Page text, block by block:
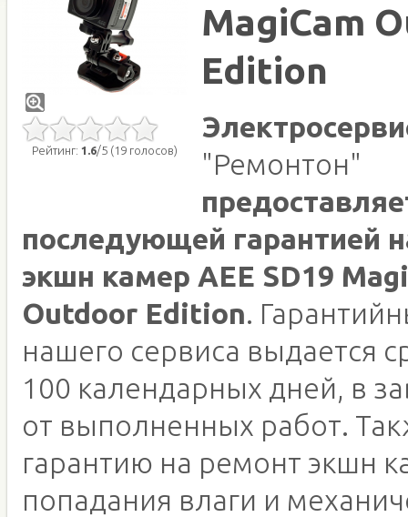
Рейтинг: 1.6/5 (19 голосов)
MagiCam
Edition
"Ремонтон"
последующей гарантией
экшн камер AEE SD19
Outdoor Edition.
нашего сервиса выдается
100 календарных дней, в
от выполненных работ.
гарантию на ремонт экшн
попадания влаги и